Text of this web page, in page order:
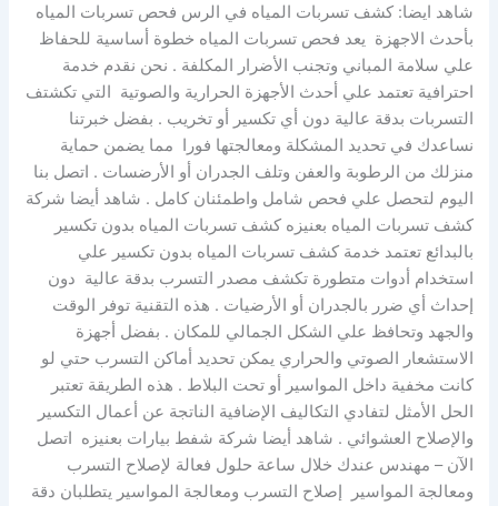
شاهد ايضا: كشف تسربات المياه في الرس فحص تسربات المياه
بأحدث الاجهزة يعد فحص تسربات المياه خطوة أساسية للحفاظ
علي سلامة المباني وتجنب الأضرار المكلفة . نحن نقدم خدمة
احترافية تعتمد علي أحدث الأجهزة الحرارية والصوتية التي تكشتف
التسربات بدقة عالية دون أي تكسير أو تخريب . بفضل خبرتنا
نساعدك في تحديد المشكلة ومعالجتها فورا مما يضمن حماية
منزلك من الرطوبة والعفن وتلف الجدران أو الأرضسات . اتصل بنا
اليوم لتحصل علي فحص شامل واطمئنان كامل . شاهد أيضا شركة
كشف تسربات المياه بعنيزه كشف تسربات المياه بدون تكسير
بالبدائع تعتمد خدمة كشف تسربات المياه بدون تكسير علي
استخدام أدوات متطورة تكشف مصدر التسرب بدقة عالية دون
إحداث أي ضرر بالجدران أو الأرضيات . هذه التقنية توفر الوقت
والجهد وتحافظ علي الشكل الجمالي للمكان . بفضل أجهزة
الاستشعار الصوتي والحراري يمكن تحديد أماكن التسرب حتي لو
كانت مخفية داخل المواسير أو تحت البلاط . هذه الطريقة تعتبر
الحل الأمثل لتفادي التكاليف الإضافية الناتجة عن أعمال التكسير
والإصلاح العشوائي . شاهد أيضا شركة شفط بيارات بعنيزه اتصل
الآن – مهندس عندك خلال ساعة حلول فعالة لإصلاح التسرب
ومعالجة المواسير إصلاح التسرب ومعالجة المواسير يتطلبان دقة